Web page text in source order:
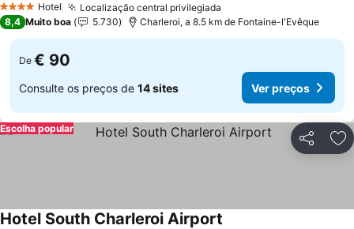
4 EstrelasHotel Localização central privilegiada
8,4 Muito boa 5.730 Charleroi, a 8.5 km de Fontaine-l'Evêque
De € 90
Consulte os preços de 14 sites Ver preços
Partilhar
Escolha popular
Hotel South Charleroi Airport